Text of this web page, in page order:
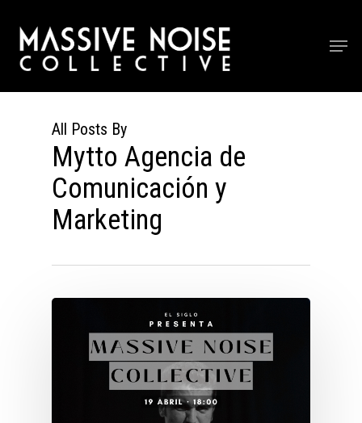
main
content
All Posts By
Mytto Agencia de
Comunicación y
Marketing
Close